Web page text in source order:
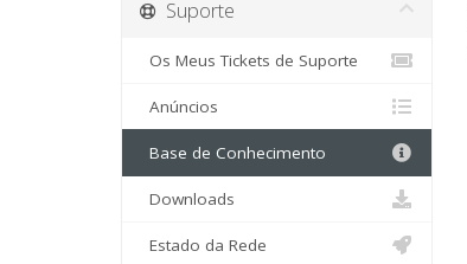
Suporte
Os Meus Tickets de Suporte
Anúncios
Base de Conhecimento
Downloads
Estado da Rede